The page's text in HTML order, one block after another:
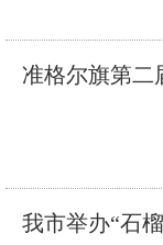
准格尔旗第二
我市举办“石